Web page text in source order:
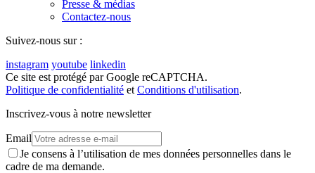
Presse & médias
Contactez-nous
Suivez-nous sur :
instagram youtube linkedin
Ce site est protégé par Google reCAPTCHA.
Politique de confidentialité et Conditions d'utilisation.
Inscrivez-vous à notre newsletter
Email
Je consens à l’utilisation de mes données personnelles dans le
cadre de ma demande.